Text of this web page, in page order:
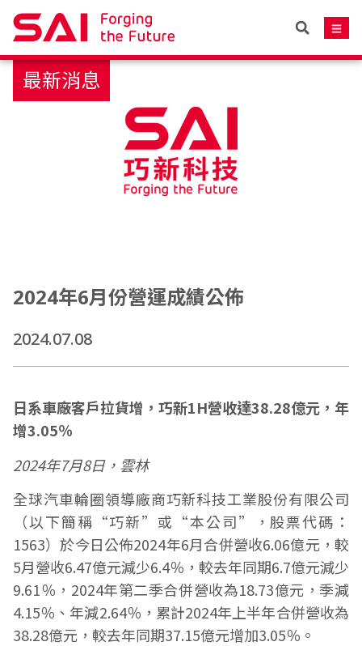
最新消息
2024年6月份營運成績公佈
2024.07.08
日系車廠客戶拉貨增，巧新1H營收達38.28億元，年
增3.05％
2024年7月8日，雲林
全球汽車輪圈領導廠商巧新科技工業股份有限公司
（以下簡稱“巧新”或“本公司”，股票代碼：
1563）於今日公佈2024年6月合併營收6.06億元，較
5月營收6.47億元減少6.4％，較去年同期6.7億元減少
9.61％，2024年第二季合併營收為18.73億元，季減
4.15％、年減2.64％，累計2024年上半年合併營收為
38.28億元，較去年同期37.15億元增加3.05％。